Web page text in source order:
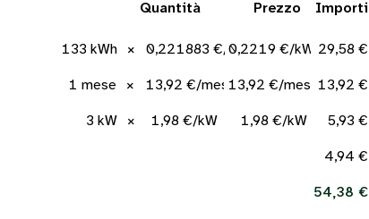
Quantità Prezzo Importi
133 kWh × 0,221883 €/kWh0,2219 €/kWh29,58 €
1 mese × 13,92 €/mese13,92 €/mese 13,92 €
3 kW × 1,98 €/kW 1,98 €/kW 5,93 €
4,94 €
54,38 €